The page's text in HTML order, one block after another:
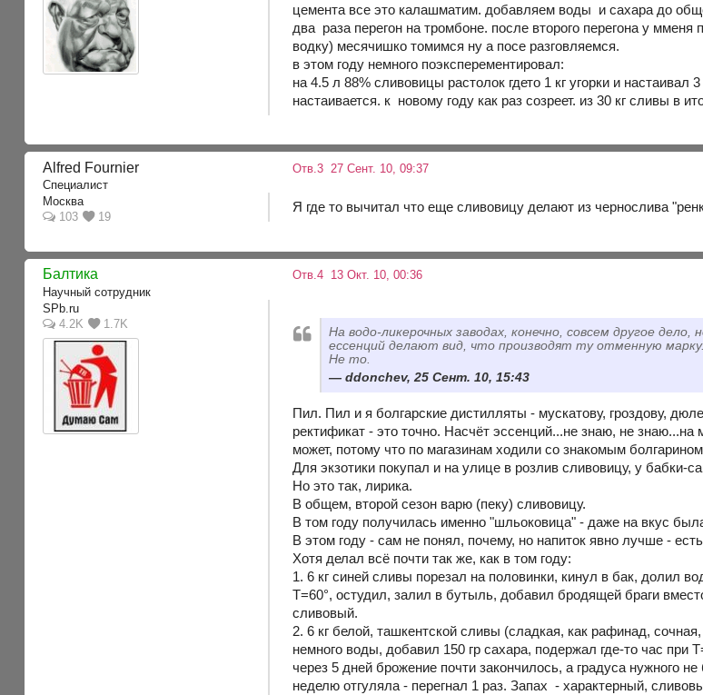
цемента все это калашматим. добавляем воды и сахара до
два раза перегон на тромбоне. после второго перегона у
водку) месячишко томимся ну а посе разговляемся.
в этом году немного поэксперементировал:
на 4.5 л 88% сливовицы растолок гдето 1 кг угорки и
настаивается. к новому году как раз созреет. из 30 кг сливы в
Alfred Fournier
Специалист
Москва
103
19
Отв.3 27 Сент. 10, 09:37
Я где то вычитал что еще сливовицу делают из чернослива
Балтика
Научный сотрудник
SPb.ru
4.2K
1.7K
Отв.4 13 Окт. 10, 00:36
На водо-ликерочных заводах, конечно, совсем другое
ессенций делают вид, что производят ту отменную марку.
Не то.
ddonchev, 25 Сент. 10, 15:43
Пил. Пил и я болгарские дистилляты - мускатову, гроздову,
ректификат - это точно. Насчёт эссенций...не знаю, не
может, потому что по магазинам ходили со знакомым
Для экзотики покупал и на улице в розлив сливовицу, у
Но это так, лирика.
В общем, второй сезон варю (пеку) сливовицу.
В том году получилась именно "шльоковица" - даже на вкус
В этом году - сам не понял, почему, но напиток явно лучше -
Хотя делал всё почти так же, как в том году:
1. 6 кг синей сливы порезал на половинки, кинул в бак, долил
Т=60°, остудил, залил в бутыль, добавил бродящей браги
сливовый.
2. 6 кг белой, ташкентской сливы (сладкая, как рафинад,
немного воды, добавил 150 гр сахара, подержал где-то час
через 5 дней брожение почти закончилось, а градуса нужного
неделю отгуляла - перегнал 1 раз. Запах - характерный,